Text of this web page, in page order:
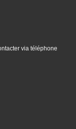
via téléphone